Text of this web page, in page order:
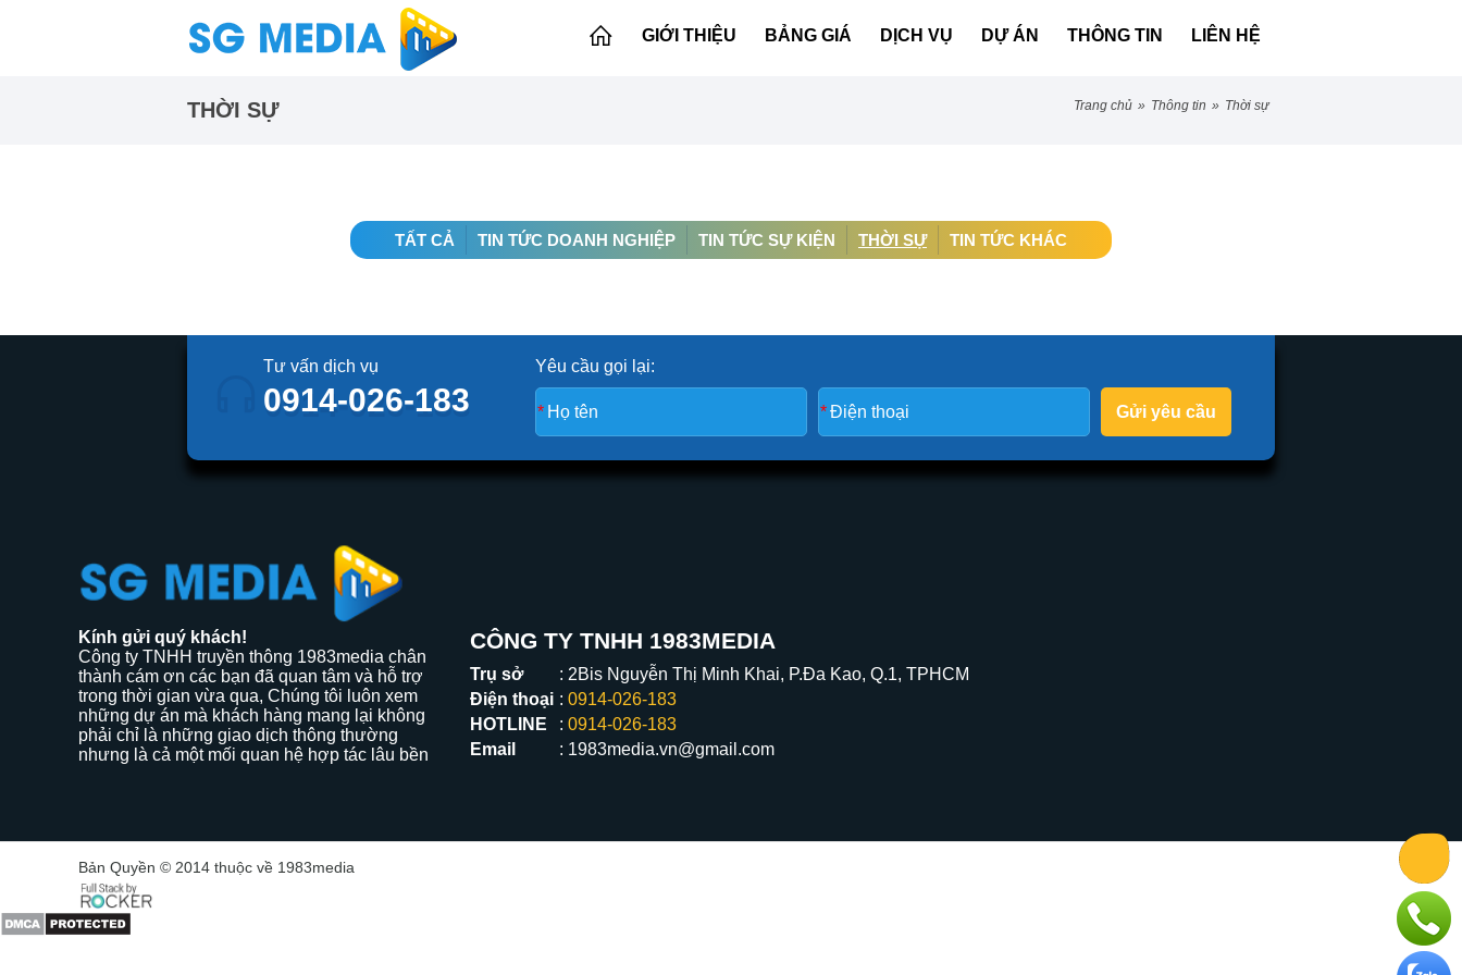
GIỚI THIỆU BẢNG GIÁ DỊCH VỤ DỰ ÁN THÔNG TIN LIÊN HỆ
THỜI SỰ trang chủ » thông tin » thời sự
TẤT CẢ TIN TỨC DOANH NGHIỆP TIN TỨC SỰ KIỆN THỜI SỰ TIN TỨC KHÁC
Tư vấn dịch vụ
0914-026-183
Yêu cầu gọi lại:
Gửi yêu cầu
Kính gửi quý khách!
Công ty TNHH truyền thông 1983media chân
thành cám ơn các bạn đã quan tâm và hỗ trợ
trong thời gian vừa qua, Chúng tôi luôn xem
những dự án mà khách hàng mang lại không
phải chỉ là những giao dịch thông thường
nhưng là cả một mối quan hệ hợp tác lâu bền
CÔNG TY TNHH 1983MEDIA
Trụ sở
2Bis Nguyễn Thị Minh Khai, P.Đa Kao, Q.1, TPHCM
Điện thoại
0914-026-183
HOTLINE
0914-026-183
Email
1983media.vn@gmail.com
Bản Quyền © 2014 thuộc về 1983media